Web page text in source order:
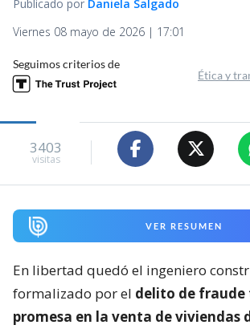
Publicado por Daniela Salgado
Viernes 08 mayo de 2026 | 17:01
Seguimos criterios de
Ética y
3403
visitas
VER RESUMEN
En libertad quedó el ingeniero
formalizado por el delito de fraude
promesa en la venta de viviendas